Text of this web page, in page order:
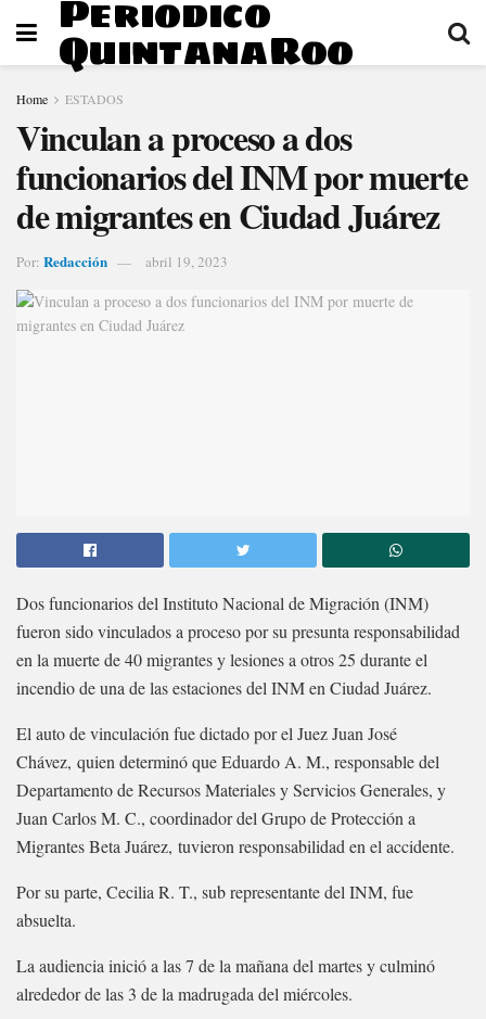
Periodico
QuintanaRoo
Home ESTADOS
Vinculan a proceso a dos
funcionarios del INM por muerte
de migrantes en Ciudad Juárez
Por: Redacción abril 19, 2023
Dos funcionarios del Instituto Nacional de Migración (INM)
fueron sido vinculados a proceso por su presunta responsabilidad
en la muerte de 40 migrantes y lesiones a otros 25 durante el
incendio de una de las estaciones del INM en Ciudad Juárez.
El auto de vinculación fue dictado por el Juez Juan José
Chávez, quien determinó que Eduardo A. M., responsable del
Departamento de Recursos Materiales y Servicios Generales, y
Juan Carlos M. C., coordinador del Grupo de Protección a
Migrantes Beta Juárez, tuvieron responsabilidad en el accidente.
Por su parte, Cecilia R. T., sub representante del INM, fue
absuelta.
La audiencia inició a las 7 de la mañana del martes y culminó
alrededor de las 3 de la madrugada del miércoles.